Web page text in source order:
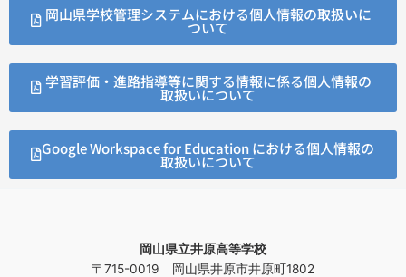
岡山県学校管理システムにおける個人情報の取扱いに
ついて
学習評価・進路指導等に関する情報に係る個人情報の
取扱いについて
Google Workspace for Education における個人情報の
取扱いについて
岡山県立井原高等学校
〒715-0019 岡山県井原市井原町1802